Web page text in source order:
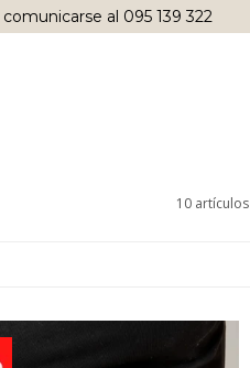
comunicarse al 095 139 322
10 artículos